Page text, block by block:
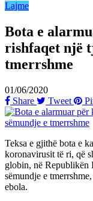
Lajme
Bota e
rishfaqet një
tmerrshme
01/06/2020
Share
Tweet
Teksa e gjithë bota e
koronavirusit të ri, që
globin, në Republikën
sëmundje e
ebola.